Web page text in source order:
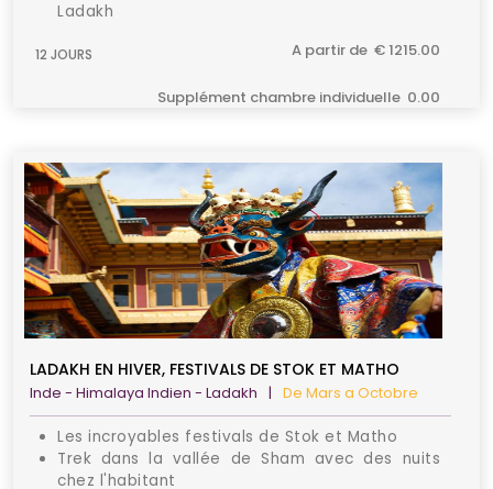
Ladakh
paysages naturels de la vallée
12 JOURS A partir de € 1215.00
Supplément chambre individuelle 0.00
LADAKH EN HIVER, FESTIVALS DE STOK ET MATHO
Inde - Himalaya Indien - Ladakh | De Mars a Octobre
Les incroyables festivals de Stok et Matho
Trek dans la vallée de Sham avec des nuits
chez l'habitant